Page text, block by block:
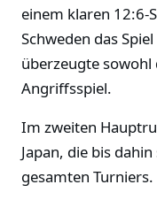
einem klaren 12:6-
Schweden das
überzeugte sowohl
Angriffsspiel.
Im zweiten
Japan, die bis
gesamten Turniers.